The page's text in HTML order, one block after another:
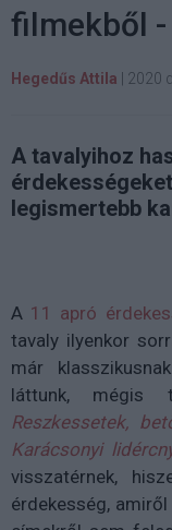
filmekből -
Hegedűs Attila | 2020
A tavalyihoz
legismertebb
A 11 apró
tavaly ilyenkor
már
láttunk, mégis
Reszkessetek,
Karácsonyi
visszatérnek,
érdekesség,